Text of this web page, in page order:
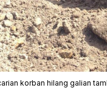
korban hilang galian